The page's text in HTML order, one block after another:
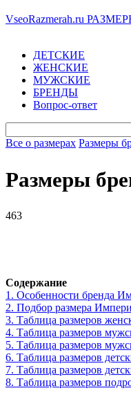
VseoRazmerah.ru
ДЕТСКИЕ
ЖЕНСКИЕ
МУЖСКИЕ
БРЕНДЫ
Вопрос-ответ
Все о размерах Размеры
Размеры
463
Содержание
1. Особенности бренда
2. Подбор размера
3. Таблица размеров
4. Таблица размеров
5. Таблица размеров
6. Таблица размеров
7. Таблица размеров
8. Таблица размеров